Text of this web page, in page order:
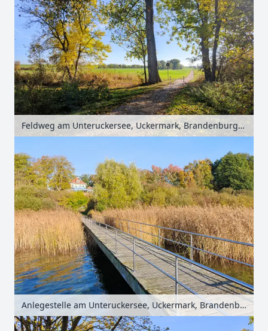
Feldweg am Unteruckersee, Uckermark, Brandenburg, Deutschland
Anlegestelle am Unteruckersee, Uckermark, Brandenburg, Deutschland